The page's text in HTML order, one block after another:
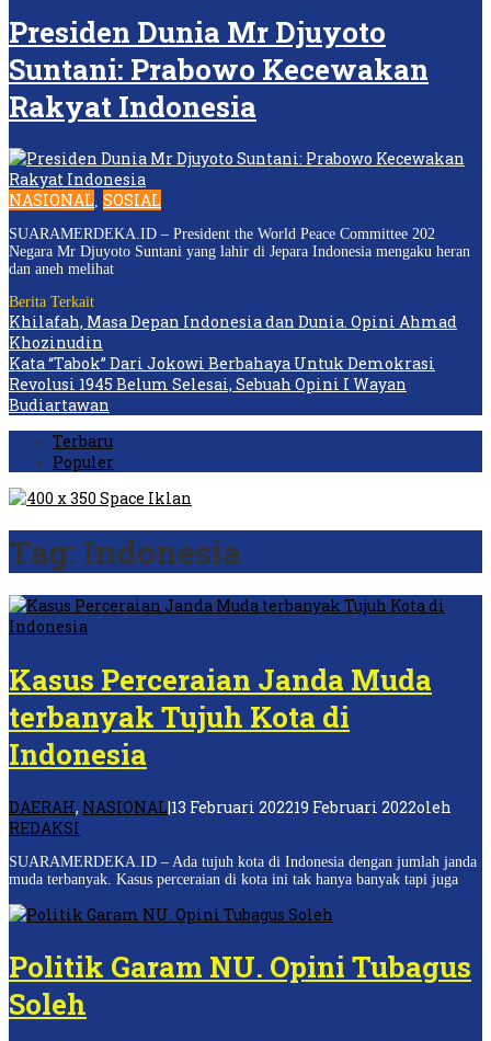
Presiden Dunia Mr Djuyoto
Suntani: Prabowo Kecewakan
Rakyat Indonesia
NASIONAL, SOSIAL
SUARAMERDEKA.ID – President the World Peace Committee 202
Negara Mr Djuyoto Suntani yang lahir di Jepara Indonesia mengaku heran
dan aneh melihat
Berita Terkait
Khilafah, Masa Depan Indonesia dan Dunia. Opini Ahmad
Khozinudin
Kata “Tabok” Dari Jokowi Berbahaya Untuk Demokrasi
Revolusi 1945 Belum Selesai, Sebuah Opini I Wayan
Budiartawan
Terbaru
Populer
Tag: Indonesia
Kasus Perceraian Janda Muda
terbanyak Tujuh Kota di
Indonesia
DAERAH, NASIONAL|13 Februari 202219 Februari 2022oleh
REDAKSI
SUARAMERDEKA.ID – Ada tujuh kota di Indonesia dengan jumlah janda
muda terbanyak. Kasus perceraian di kota ini tak hanya banyak tapi juga
Politik Garam NU. Opini Tubagus
Soleh